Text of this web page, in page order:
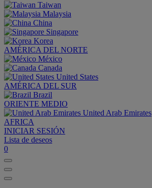
Taiwan
Malaysia
China
Singapore
Korea
AMÉRICA DEL NORTE
México
Canada
United States
AMÉRICA DEL SUR
Brazil
ORIENTE MEDIO
United Arab Emirates
AFRICA
INICIAR SESIÓN
Lista de deseos
0